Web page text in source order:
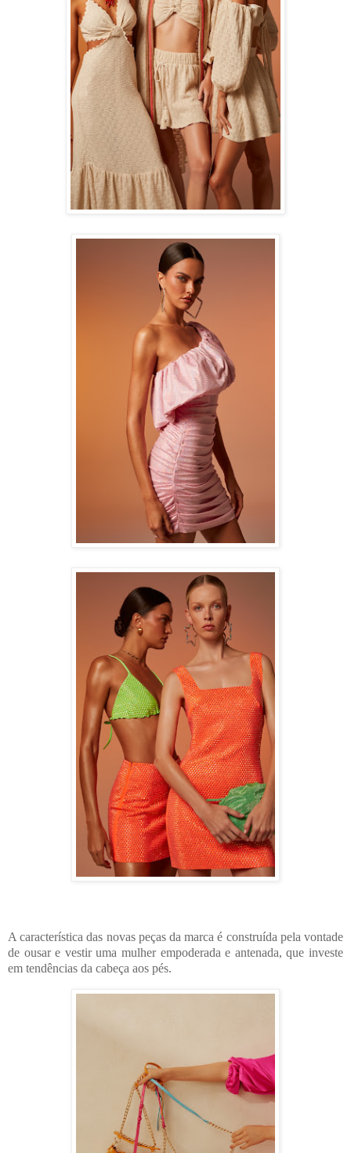
A característica das novas peças da marca é construída pela vontade
de ousar e vestir uma mulher empoderada e antenada, que investe
em tendências da cabeça aos pés.